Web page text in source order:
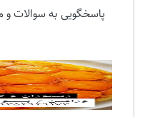
پاسخگویی به سوالات و